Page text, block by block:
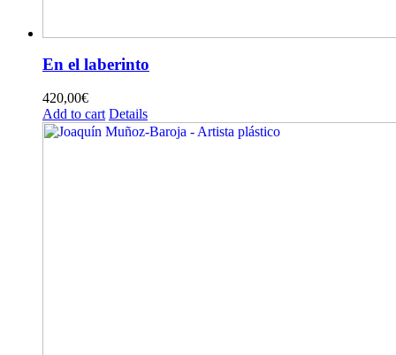
En el laberinto
420,00€
Add to cart Details